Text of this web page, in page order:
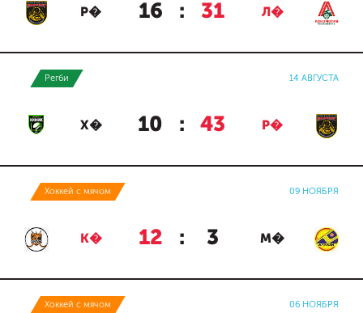
Р� 16 : 31 Л�
Регби 14 АВГУСТА
Х� 10 : 43 Р�
Хоккей с мячом 09 НОЯБРЯ
К� 12 : 3 М�
Хоккей с мячом 06 НОЯБРЯ